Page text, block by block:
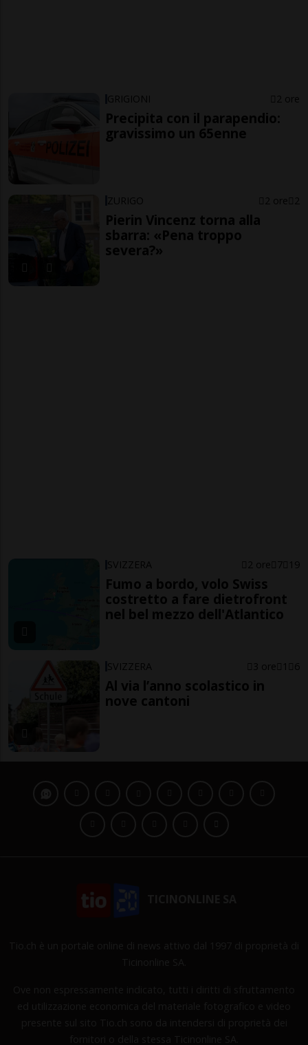
GRIGIONI 2 ore
Precipita con il parapendio:
gravissimo un 65enne
ZURIGO 2 ore 2
Pierin Vincenz torna alla
sbarra: «Pena troppo
severa?»
SVIZZERA 2 ore 7 19
Fumo a bordo, volo Swiss
costretto a fare dietrofront
nel bel mezzo dell'Atlantico
SVIZZERA 3 ore 1 6
Al via l’anno scolastico in
nove cantoni